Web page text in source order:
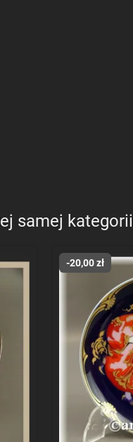
samej kategorii
-20,00 zł